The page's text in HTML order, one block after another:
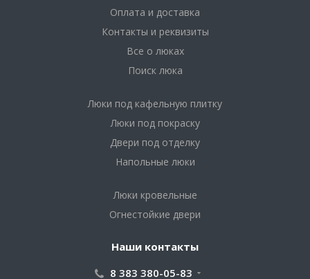
Оплата и доставка
Контакты и реквизиты
Все о люках
Поиск люка
Люки под кафельную плитку
Люки под покраску
Двери под отделку
Напольные люки
Люки кровельные
Огнестойкие двери
Наши контакты
8 383 380-05-83